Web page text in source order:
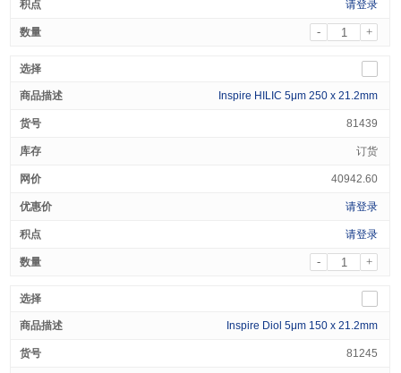
请登录
- +
Inspire HILIC 5μm 250 x 21.2mm
81439
订货
40942.60
请登录
请登录
- +
Inspire Diol 5μm 150 x 21.2mm
81245